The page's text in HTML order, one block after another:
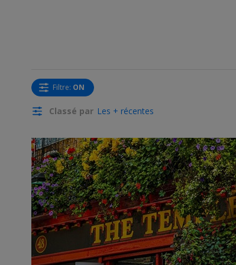
Filtre: ON
Classé par Les + récentes
←